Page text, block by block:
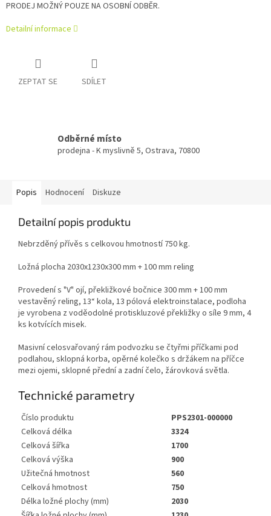
PRODEJ MOŽNÝ POUZE NA OSOBNÍ ODBĚR.
Detailní informace
ZEPTAT SE SDÍLET
Odběrné místo
prodejna - K myslivně 5, Ostrava, 70800
Popis Hodnocení Diskuze
Detailní popis produktu
Nebrzděný přívěs s celkovou hmotností 750 kg.
Ložná plocha 2030x1230x300 mm + 100 mm reling
Provedení s "V" ojí, překližkové bočnice 300 mm + 100 mm
vestavěný reling, 13“ kola, 13 pólová elektroinstalace, podloha
je vyrobena z voděodolné protiskluzové překližky o síle 9 mm, 4
ks kotvících misek.
Masivní celosvařovaný rám podvozku se čtyřmi příčkami pod
podlahou, sklopná korba, opěrné kolečko s držákem na příčce
mezi ojemi, sklopné přední a zadní čelo, žárovková světla.
Technické parametry
Číslo produktu
PPS2301-000000
Celková délka
3324
Celková šířka
1700
Celková výška
900
Užitečná hmotnost
560
Celková hmotnost
750
Délka ložné plochy (mm)
2030